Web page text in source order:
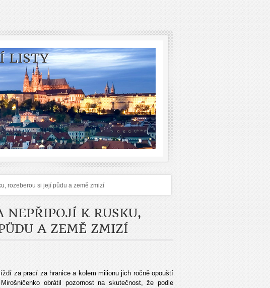
LISTY
rozeberou si její půdu a země zmizí
NEPŘIPOJÍ K RUSKU,
A ZEMĚ ZMIZÍ
za prací za hranice a kolem milionu jich ročně opouští
obrátil pozornost na skutečnost, že podle